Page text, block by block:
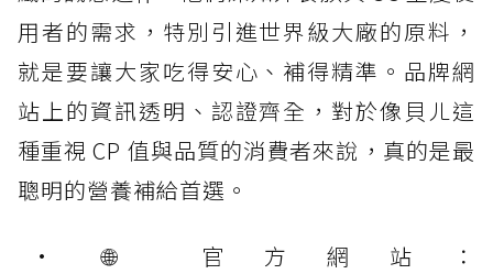
用者的需求，特別引進世界級大廠的原料，
就是要讓大家吃得安心、補得精準。品牌網
站上的資訊透明、認證齊全，對於像貝ㄦ這
種重視 CP 值與品質的消費者來說，真的是最
聰明的營養補給首選。
🌐 官方網站：